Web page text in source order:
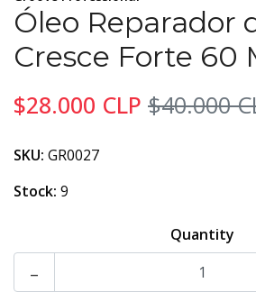
Óleo Reparador
Cresce Forte 60
$28.000 CLP $40.000
SKU: GR0027
Stock: 9
Quantity
-